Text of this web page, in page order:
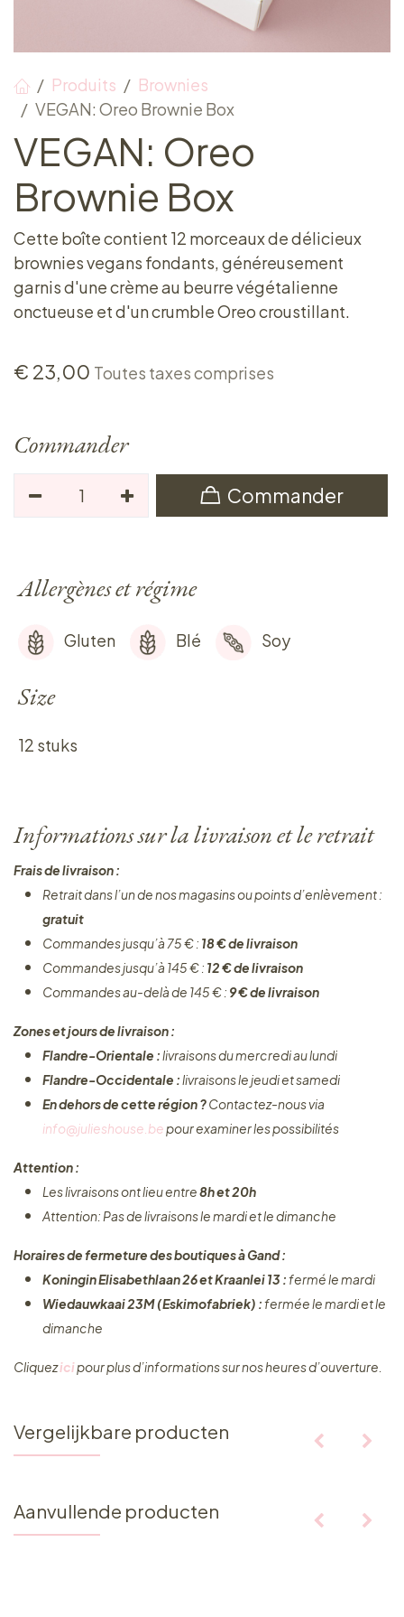
Produits
Brownies
VEGAN: Oreo Brownie Box
VEGAN: Oreo
Brownie Box
Cette boîte contient 12 morceaux de délicieux
brownies vegans fondants, généreusement
garnis d'une crème au beurre végétalienne
onctueuse et d'un crumble Oreo croustillant.
€ 23,00 Toutes taxes comprises
Commander
Commander
Allergènes et régime
Gluten Blé Soy
Size
12 stuks
Informations sur la livraison et le retrait
Frais de livraison :
Retrait dans l’un de nos magasins ou points d’enlèvement :
gratuit
Commandes jusqu’à 75 € : 18 € de livraison
Commandes jusqu’à 145 € : 12 € de livraison
Commandes au-delà de 145 € : 9 € de livraison
Zones et jours de livraison :
Flandre-Orientale :livraisons du mercredi au lundi
Flandre-Occidentale :livraisons le jeudi et samedi
En dehors de cette région ?Contactez-nous via
info@julieshouse.bepour examiner les possibilités
Attention :
Les livraisons ont lieu entre8h et 20h
Attention: Pas de livraisons le mardi et le dimanche
Horaires de fermeture des boutiques à Gand :
Koningin Elisabethlaan 26 et Kraanlei 13 :fermé le mardi
Wiedauwkaai 23M (Eskimofabriek) :fermée le mardi et le
dimanche
Cliquez ​icipour plus d’informations sur nos heures d’ouverture.
Vergelijkbare producten
Aanvullende producten